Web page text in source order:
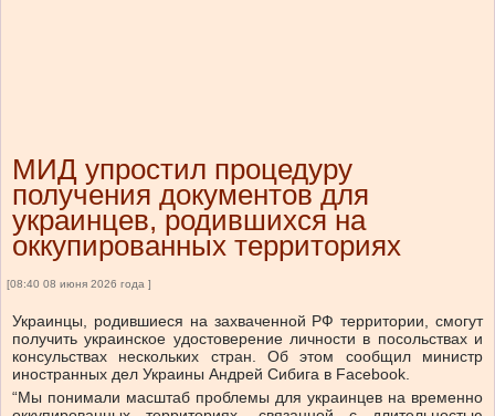
МИД упростил процедуру
получения документов для
украинцев, родившихся на
оккупированных территориях
[08:40 08 июня 2026 года ]
Украинцы, родившиеся на захваченной РФ территории, смогут
получить украинское удостоверение личности в посольствах и
консульствах нескольких стран. Об этом сообщил министр
иностранных дел Украины Андрей Сибига в Facebook.
“Мы понимали масштаб проблемы для украинцев на временно